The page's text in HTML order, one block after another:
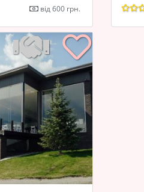
від 600 грн.